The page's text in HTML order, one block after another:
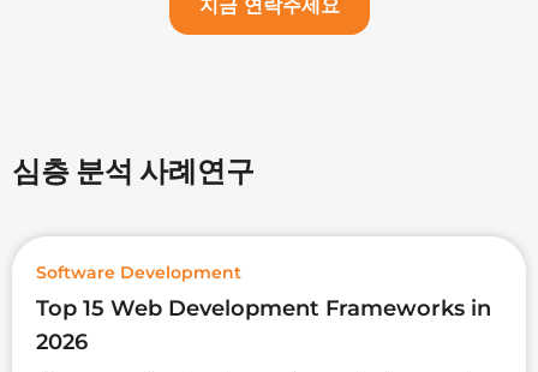
지금 연락주세요
심층 분석 사례연구
Software Development
Top 15 Web Development Frameworks in
2026